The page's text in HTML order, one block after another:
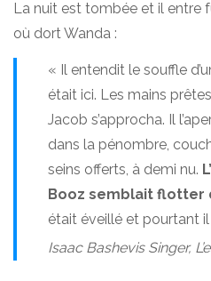
La nuit est tombée et il entre
où dort Wanda :
« Il entendit le souffle
était ici. Les mains
Jacob s’approcha. Il
dans la pénombre,
seins offerts, à demi nu.
Booz semblait flotter
était éveillé et pourtant il
Isaac Bashevis Singer,